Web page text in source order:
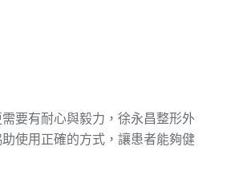
要有耐心與毅力，徐永昌整形外
使用正確的方式，讓患者能夠健